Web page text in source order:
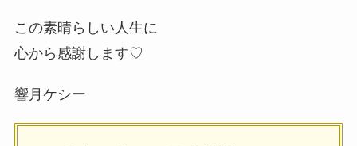
この素晴らしい人生に
心から感謝します♡
響月ケシー